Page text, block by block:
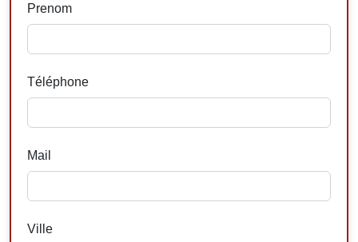
Prenom
Téléphone
Mail
Ville